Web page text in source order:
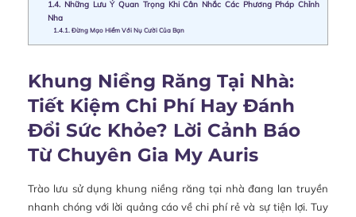
1.4. Những Lưu Ý Quan Trọng Khi Cân Nhắc Các Phương Pháp Chỉnh
Nha
1.4.1. Đừng Mạo Hiểm Với Nụ Cười Của Bạn
Khung Niềng Răng Tại Nhà:
Tiết Kiệm Chi Phí Hay Đánh
Đổi Sức Khỏe? Lời Cảnh Báo
Từ Chuyên Gia My Auris
Trào lưu sử dụng khung niềng răng tại nhà đang lan truyền
nhanh chóng với lời quảng cáo về chi phí rẻ và sự tiện lợi. Tuy